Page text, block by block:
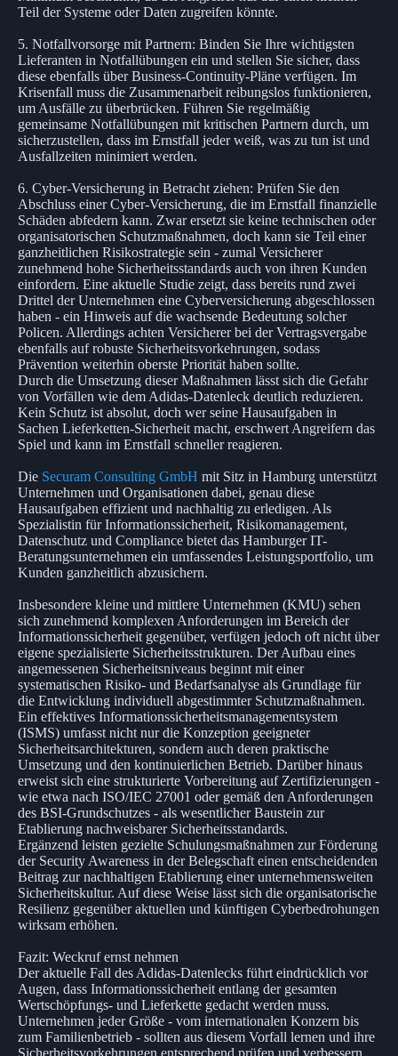
Teil der Systeme oder Daten zugreifen könnte.
5. Notfallvorsorge mit Partnern: Binden Sie Ihre wichtigsten
Lieferanten in Notfallübungen ein und stellen Sie sicher, dass
diese ebenfalls über Business-Continuity-Pläne verfügen. Im
Krisenfall muss die Zusammenarbeit reibungslos funktionieren,
um Ausfälle zu überbrücken. Führen Sie regelmäßig
gemeinsame Notfallübungen mit kritischen Partnern durch, um
sicherzustellen, dass im Ernstfall jeder weiß, was zu tun ist und
Ausfallzeiten minimiert werden.
6. Cyber-Versicherung in Betracht ziehen: Prüfen Sie den
Abschluss einer Cyber-Versicherung, die im Ernstfall finanzielle
Schäden abfedern kann. Zwar ersetzt sie keine technischen oder
organisatorischen Schutzmaßnahmen, doch kann sie Teil einer
ganzheitlichen Risikostrategie sein - zumal Versicherer
zunehmend hohe Sicherheitsstandards auch von ihren Kunden
einfordern. Eine aktuelle Studie zeigt, dass bereits rund zwei
Drittel der Unternehmen eine Cyberversicherung abgeschlossen
haben - ein Hinweis auf die wachsende Bedeutung solcher
Policen. Allerdings achten Versicherer bei der Vertragsvergabe
ebenfalls auf robuste Sicherheitsvorkehrungen, sodass
Prävention weiterhin oberste Priorität haben sollte.
Durch die Umsetzung dieser Maßnahmen lässt sich die Gefahr
von Vorfällen wie dem Adidas-Datenleck deutlich reduzieren.
Kein Schutz ist absolut, doch wer seine Hausaufgaben in
Sachen Lieferketten-Sicherheit macht, erschwert Angreifern das
Spiel und kann im Ernstfall schneller reagieren.
Die Securam Consulting GmbH mit Sitz in Hamburg unterstützt
Unternehmen und Organisationen dabei, genau diese
Hausaufgaben effizient und nachhaltig zu erledigen. Als
Spezialistin für Informationssicherheit, Risikomanagement,
Datenschutz und Compliance bietet das Hamburger IT-
Beratungsunternehmen ein umfassendes Leistungsportfolio, um
Kunden ganzheitlich abzusichern.
Insbesondere kleine und mittlere Unternehmen (KMU) sehen
sich zunehmend komplexen Anforderungen im Bereich der
Informationssicherheit gegenüber, verfügen jedoch oft nicht über
eigene spezialisierte Sicherheitsstrukturen. Der Aufbau eines
angemessenen Sicherheitsniveaus beginnt mit einer
systematischen Risiko- und Bedarfsanalyse als Grundlage für
die Entwicklung individuell abgestimmter Schutzmaßnahmen.
Ein effektives Informationssicherheitsmanagementsystem
(ISMS) umfasst nicht nur die Konzeption geeigneter
Sicherheitsarchitekturen, sondern auch deren praktische
Umsetzung und den kontinuierlichen Betrieb. Darüber hinaus
erweist sich eine strukturierte Vorbereitung auf Zertifizierungen -
wie etwa nach ISO/IEC 27001 oder gemäß den Anforderungen
des BSI-Grundschutzes - als wesentlicher Baustein zur
Etablierung nachweisbarer Sicherheitsstandards.
Ergänzend leisten gezielte Schulungsmaßnahmen zur Förderung
der Security Awareness in der Belegschaft einen entscheidenden
Beitrag zur nachhaltigen Etablierung einer unternehmensweiten
Sicherheitskultur. Auf diese Weise lässt sich die organisatorische
Resilienz gegenüber aktuellen und künftigen Cyberbedrohungen
wirksam erhöhen.
Fazit: Weckruf ernst nehmen
Der aktuelle Fall des Adidas-Datenlecks führt eindrücklich vor
Augen, dass Informationssicherheit entlang der gesamten
Wertschöpfungs- und Lieferkette gedacht werden muss.
Unternehmen jeder Größe - vom internationalen Konzern bis
zum Familienbetrieb - sollten aus diesem Vorfall lernen und ihre
Sicherheitsvorkehrungen entsprechend prüfen und verbessern.